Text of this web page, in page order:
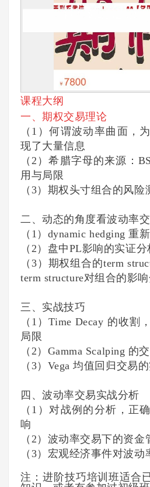
课程大纲
一、期权交易理论
（1）何谓波动率曲面，
现了大量信息
（2）希腊字母的来源：
用与局限
（3）期权头寸组合的风险
二、动态的角度看波动率
（1）dynamic hedging 重
（2）盘中PL影响的实证分
（3）期权组合的term
term structure对组合的影
三、实战技巧
（1）Time Decay 的收割
局限
（2）Gamma Scalping 的
（3）Vega 均值回归交易
四、波动率交易实战分析
（1）对战例的分析，正
响
（2）波动率交易下的资金
（3）宏观经济事件对波
注：进阶技巧培训班适合